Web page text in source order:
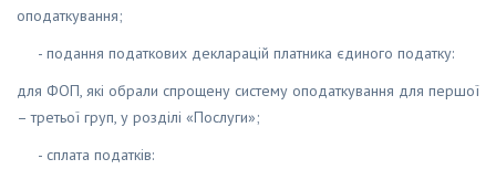
оподаткування;
- подання податкових декларацій платника єдиного податку:
для ФОП, які обрали спрощену систему оподаткування для першої
– третьої груп, у розділі «Послуги»;
- сплата податків: